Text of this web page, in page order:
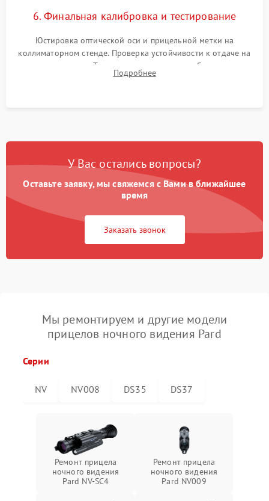
6. Финальная калибровка и тестирование
Юстировка оптической оси и прицельной метки на
коллиматорном стенде. Проверка устойчивости к отдаче на
ударном стенде. Тестирование качества изображения в
темноте, дальности обнаружения и корректной работы всех
Подробнее
У Вас остались вопросы?
Оставьте заявку, мы свяжемся с Вами в ближайшее
время
Заказать звонок
Мы ремонтируем и другие модели
прицелов ночного видения Pard
Серии
NV NV008 DS35 DS37
Ремонт прицела
ночного видения
Pard NV-SC4
Ремонт прицела
ночного видения
Pard NV009